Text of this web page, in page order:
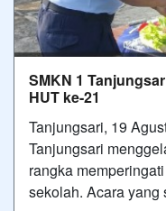
SMKN 1
HUT ke-21
Tanjungsari, 19
Tanjungsari
rangka
sekolah. Acara yang